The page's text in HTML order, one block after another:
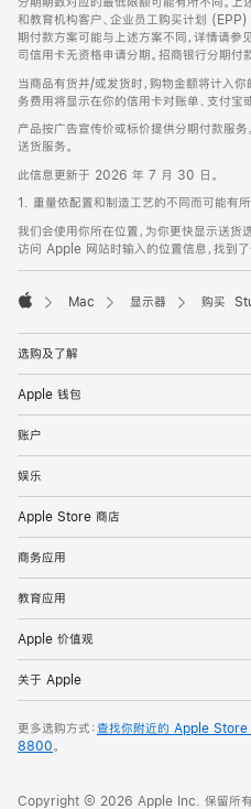
和教育机构客户、企业员工购买计划
期付款方案可能与上述方案不同，详情请参
司信用卡无资格申请分期。招商银行分期
当商品有货并/或发货时，购物金额将计入
务费用将显示在你的信用卡对账单、支付宝
产品按广告宣传价或标价提供分期付款服务
送货服务。
此信息更新于 2026 年 7 月 30 日。
1. 重量依配置和制造工艺的不同而可能有所
我们会使用你所在位置，为你更快显示送货
访问 Apple 网站时输入的位置信息，找到了
Mac 显示器 购买
选购及了解
Apple 钱包
账户
娱乐
Apple Store 商店
商务应用
教育应用
Apple 价值观
关于 Apple
更多选购方式：查找你附近的 Apple Store
8800。
Copyright © 2026 Apple Inc. 保留所有